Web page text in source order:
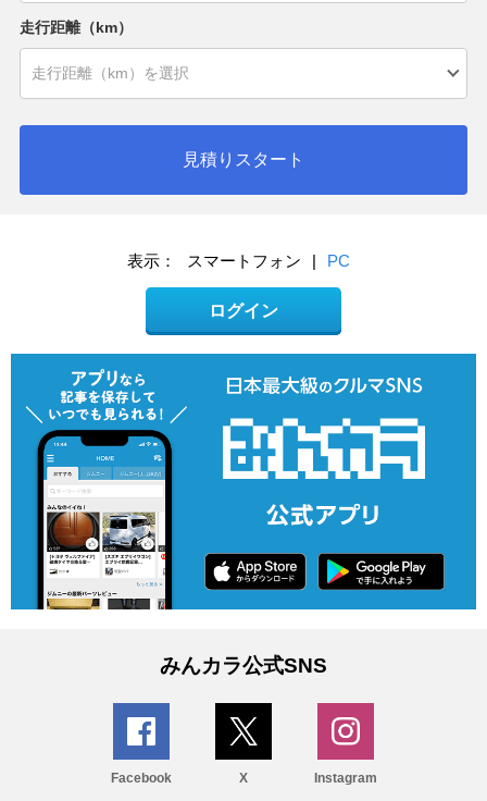
走行距離（km）
見積りスタート
表示： スマートフォン | PC
ログイン
みんカラ公式SNS
Facebook X Instagram